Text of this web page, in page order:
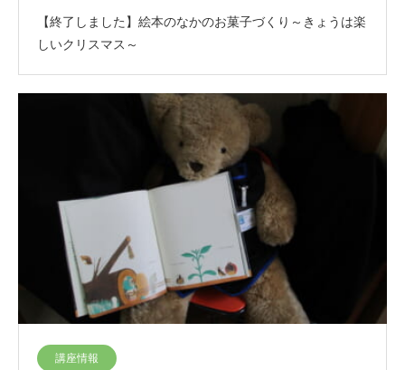
【終了しました】絵本のなかのお菓子づくり～きょうは楽
しいクリスマス～
講座情報